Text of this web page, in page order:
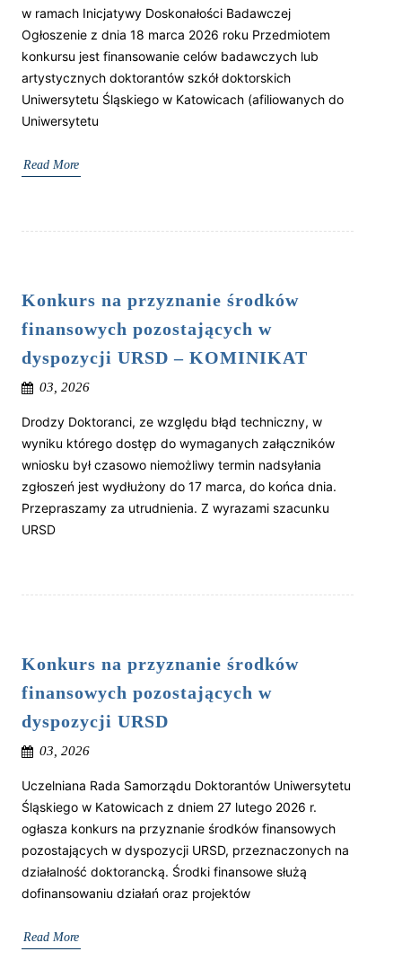
w ramach Inicjatywy Doskonałości Badawczej
Ogłoszenie z dnia 18 marca 2026 roku Przedmiotem
konkursu jest finansowanie celów badawczych lub
artystycznych doktorantów szkół doktorskich
Uniwersytetu Śląskiego w Katowicach (afiliowanych do
Uniwersytetu
Read More
Konkurs na przyznanie środków
finansowych pozostających w
dyspozycji URSD – KOMINIKAT
03, 2026
Drodzy Doktoranci, ze względu błąd techniczny, w
wyniku którego dostęp do wymaganych załączników
wniosku był czasowo niemożliwy termin nadsyłania
zgłoszeń jest wydłużony do 17 marca, do końca dnia.
Przepraszamy za utrudnienia. Z wyrazami szacunku
URSD
Konkurs na przyznanie środków
finansowych pozostających w
dyspozycji URSD
03, 2026
Uczelniana Rada Samorządu Doktorantów Uniwersytetu
Śląskiego w Katowicach z dniem 27 lutego 2026 r.
ogłasza konkurs na przyznanie środków finansowych
pozostających w dyspozycji URSD, przeznaczonych na
działalność doktorancką. Środki finansowe służą
dofinansowaniu działań oraz projektów
Read More